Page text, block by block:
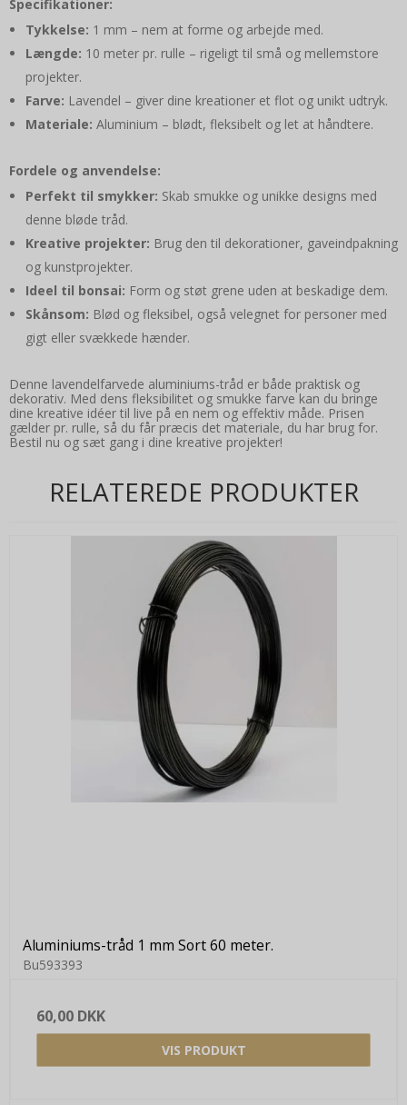
Specifikationer:
Tykkelse: 1 mm – nem at forme og arbejde med.
Længde: 10 meter pr. rulle – rigeligt til små og mellemstore
projekter.
Farve: Lavendel – giver dine kreationer et flot og unikt udtryk.
Materiale: Aluminium – blødt, fleksibelt og let at håndtere.
Fordele og anvendelse:
Perfekt til smykker: Skab smukke og unikke designs med
denne bløde tråd.
Kreative projekter: Brug den til dekorationer, gaveindpakning
og kunstprojekter.
Ideel til bonsai: Form og støt grene uden at beskadige dem.
Skånsom: Blød og fleksibel, også velegnet for personer med
gigt eller svækkede hænder.
Denne lavendelfarvede aluminiums-tråd er både praktisk og
dekorativ. Med dens fleksibilitet og smukke farve kan du bringe
dine kreative idéer til live på en nem og effektiv måde. Prisen
gælder pr. rulle, så du får præcis det materiale, du har brug for.
Bestil nu og sæt gang i dine kreative projekter!
RELATEREDE PRODUKTER
Aluminiums-tråd 1 mm Sort 60 meter.
Bu593393
60,00 DKK
VIS PRODUKT